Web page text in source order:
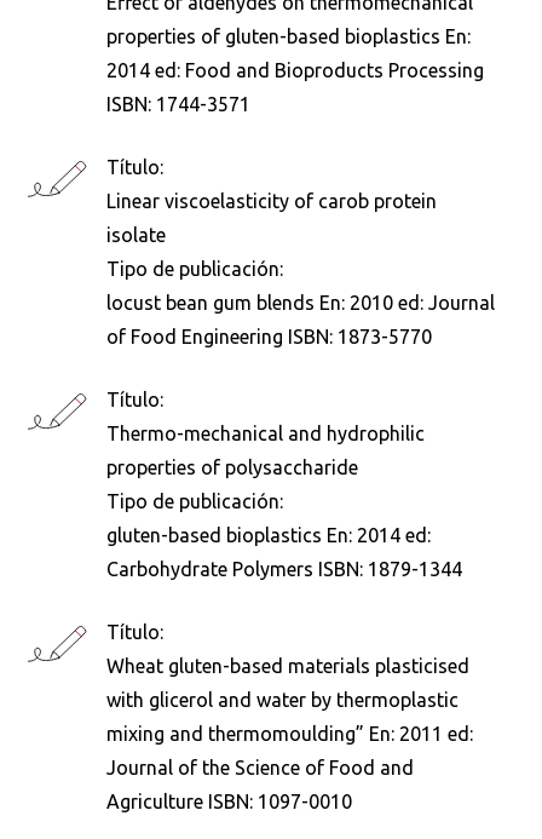
properties of gluten-based bioplastics En:
2014 ed: Food and Bioproducts Processing
ISBN: 1744-3571
Título:
Linear viscoelasticity of carob protein
isolate
Tipo de publicación:
locust bean gum blends En: 2010 ed: Journal
of Food Engineering ISBN: 1873-5770
Título:
Thermo-mechanical and hydrophilic
properties of polysaccharide
Tipo de publicación:
gluten-based bioplastics En: 2014 ed:
Carbohydrate Polymers ISBN: 1879-1344
Título:
Wheat gluten-based materials plasticised
with glicerol and water by thermoplastic
mixing and thermomoulding” En: 2011 ed:
Journal of the Science of Food and
Agriculture ISBN: 1097-0010
Busca en la escuela
¿Qué buscas?
Buscar en: